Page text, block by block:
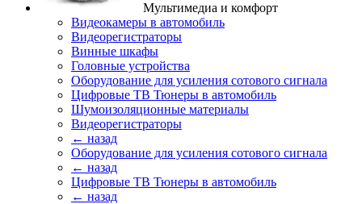
Мультимедиа и комфорт
Видеокамеры в автомобиль
Видеорегистраторы
Винные шкафы
Головные устройства
Оборудование для усиления сотового сигнала
Цифровые ТВ Тюнеры в автомобиль
Шумоизоляционные материалы
Видеорегистраторы
← назад
Оборудование для усиления сотового сигнала
← назад
Цифровые ТВ Тюнеры в автомобиль
← назад